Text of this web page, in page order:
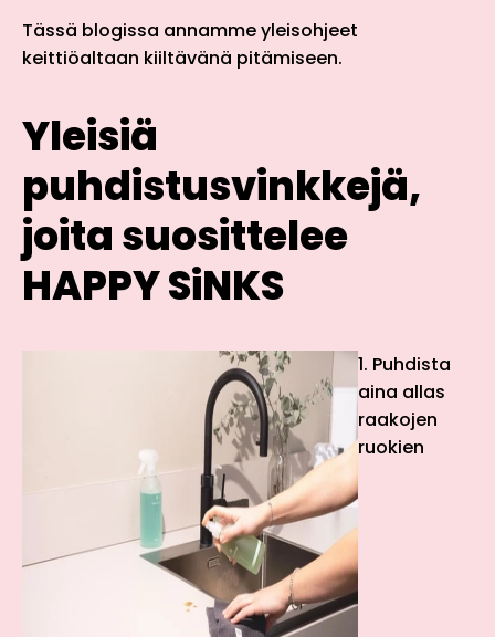
Tässä blogissa annamme yleisohjeet
keittiöaltaan kiiltävänä pitämiseen.
Yleisiä
puhdistusvinkkejä,
joita suosittelee
HAPPY SiNKS
1. Puhdista
aina allas
raakojen
ruokien